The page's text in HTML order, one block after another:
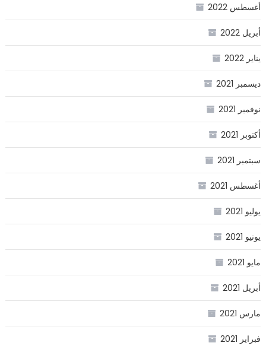
أغسطس 2022
أبريل 2022
يناير 2022
ديسمبر 2021
نوفمبر 2021
أكتوبر 2021
سبتمبر 2021
أغسطس 2021
يوليو 2021
يونيو 2021
مايو 2021
أبريل 2021
مارس 2021
فبراير 2021